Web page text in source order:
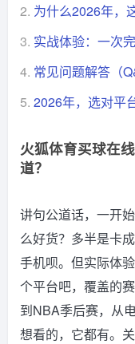
2. 为什么2026年，
3. 实战体验：一次
4. 常见问题解答（
5. 2026年，选对平
火狐体育买球在
道？
讲句公道话，一开
么好货？多半是卡
手机呗。但实际体
个平台吧，覆盖的
到NBA季后赛，从
想看的，它都有。